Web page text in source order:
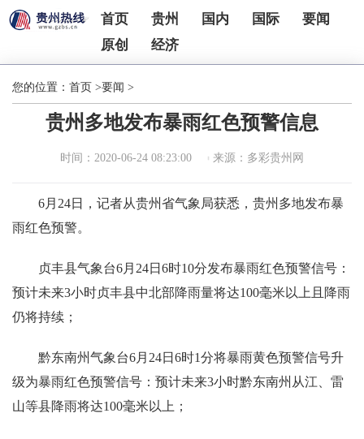
首页 贵州 国内 国际
要闻
原创
经济
您的位置： 首页 >要闻 >
贵州多地发布暴雨红色预警信息
时间：2020-06-24 08:23:00 来源：多彩贵州网
6月24日，记者从贵州省气象局获悉，贵州多地发布暴
雨红色预警。
贞丰县气象台6月24日6时10分发布暴雨红色预警信号：
预计未来3小时贞丰县中北部降雨量将达100毫米以上且降雨
仍将持续；
黔东南州气象台6月24日6时1分将暴雨黄色预警信号升
级为暴雨红色预警信号：预计未来3小时黔东南州从江、雷
山等县降雨将达100毫米以上；